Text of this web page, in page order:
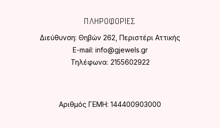
ΠΛΗΡΟΦΟΡΙΕΣ
Διεύθυνση: Θηβών 262, Περιστέρι Αττικής
E-mail: info@gjewels.gr
Τηλέφωνα: 2155602922
Αριθμός ΓΕΜΗ: 144400903000